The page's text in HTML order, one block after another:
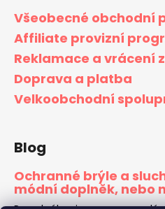
Všeobecné obchodní
Affiliate provizní
Reklamace a vrácení
Doprava a platba
Velkoobchodní
Blog
Ochranné brýle a
módní doplněk, nebo